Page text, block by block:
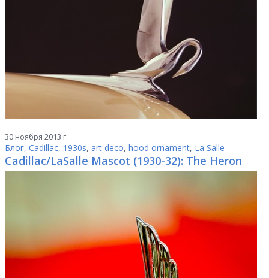
30 ноября 2013 г.
Блог, Cadillac, 1930s, art deco, hood ornament, La Salle
Cadillac/LaSalle Mascot (1930-32): The Heron